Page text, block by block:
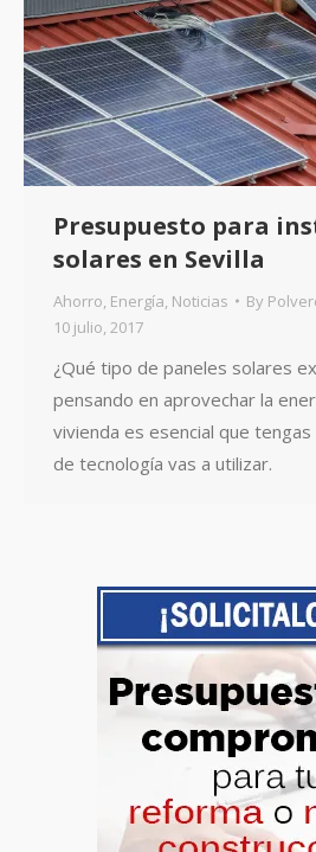
Presupuesto para
solares en Sevilla
Ahorro, Energía, Noticias By
10 julio, 2017
¿Qué tipo de paneles solares
pensando en aprovechar la
vivienda es esencial que
de tecnología vas a utilizar.